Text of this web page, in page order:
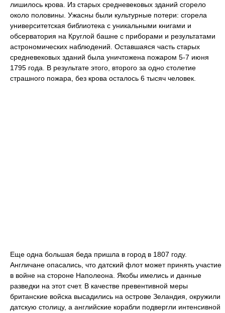
лишилось крова. Из старых средневековых зданий сгорело
около половины. Ужасны были культурные потери: сгорела
университетская библиотека с уникальными книгами и
обсерватория на Круглой башне с приборами и результатами
астрономических наблюдений. Оставшаяся часть старых
средневековых зданий была уничтожена пожаром 5-7 июня
1795 года. В результате этого, второго за одно столетие
страшного пожара, без крова осталось 6 тысяч человек.
Еще одна большая беда пришла в город в 1807 году.
Англичане опасались, что датский флот может принять участие
в войне на стороне Наполеона. Якобы имелись и данные
разведки на этот счет. В качестве превентивной меры
британские войска высадились на острове Зеландия, окружили
датскую столицу, а английские корабли подвергли интенсивной